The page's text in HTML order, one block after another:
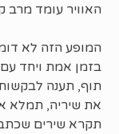
האוויר עומד מרב
המופע הזה לא
בזמן אמת ויחד
תוף, תענה
את שיריה, תמלא
תקרא שירים